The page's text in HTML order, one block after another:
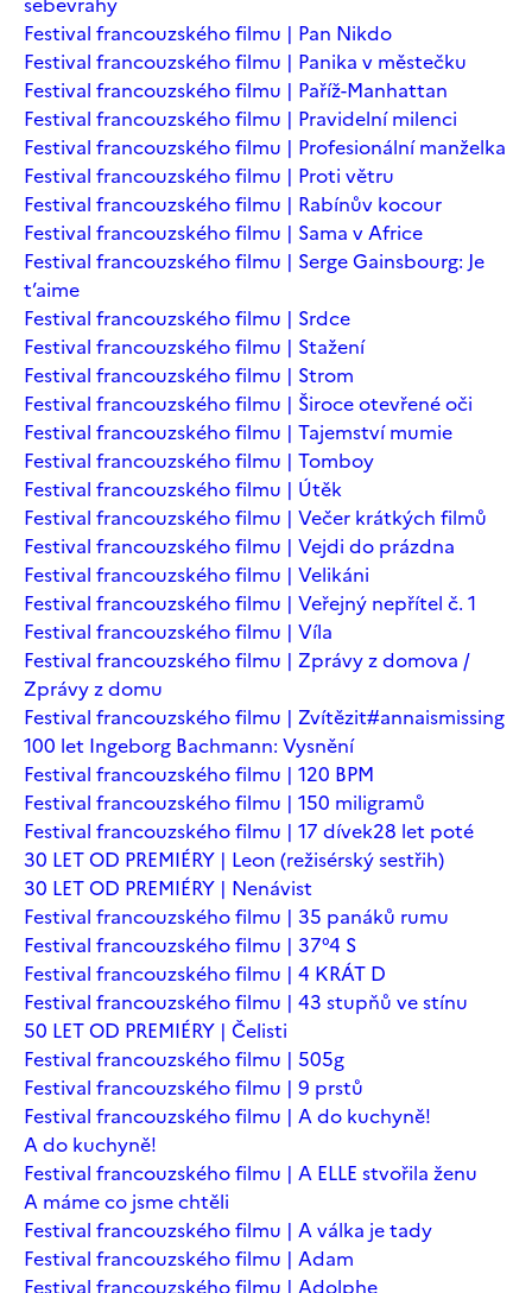
Festival francouzského filmu | Pan Nikdo
Festival francouzského filmu | Panika v městečku
Festival francouzského filmu | Paříž-Manhattan
Festival francouzského filmu | Pravidelní milenci
Festival francouzského filmu | Profesionální manželka
Festival francouzského filmu | Proti větru
Festival francouzského filmu | Rabínův kocour
Festival francouzského filmu | Sama v Africe
Festival francouzského filmu | Serge Gainsbourg: Je
t’aime
Festival francouzského filmu | Srdce
Festival francouzského filmu | Stažení
Festival francouzského filmu | Strom
Festival francouzského filmu | Široce otevřené oči
Festival francouzského filmu | Tajemství mumie
Festival francouzského filmu | Tomboy
Festival francouzského filmu | Útěk
Festival francouzského filmu | Večer krátkých filmů
Festival francouzského filmu | Vejdi do prázdna
Festival francouzského filmu | Velikáni
Festival francouzského filmu | Veřejný nepřítel č. 1
Festival francouzského filmu | Víla
Festival francouzského filmu | Zprávy z domova /
Zprávy z domu
Festival francouzského filmu | Zvítězit#annaismissing
100 let Ingeborg Bachmann: Vysnění
Festival francouzského filmu | 120 BPM
Festival francouzského filmu | 150 miligramů
Festival francouzského filmu | 17 dívek28 let poté
30 LET OD PREMIÉRY | Leon (režisérský sestřih)
30 LET OD PREMIÉRY | Nenávist
Festival francouzského filmu | 35 panáků rumu
Festival francouzského filmu | 37°4 S
Festival francouzského filmu | 4 KRÁT D
Festival francouzského filmu | 43 stupňů ve stínu
50 LET OD PREMIÉRY | Čelisti
Festival francouzského filmu | 505g
Festival francouzského filmu | 9 prstů
Festival francouzského filmu | A do kuchyně!
A do kuchyně!
Festival francouzského filmu | A ELLE stvořila ženu
A máme co jsme chtěli
Festival francouzského filmu | A válka je tady
Festival francouzského filmu | Adam
Festival francouzského filmu | Adolphe